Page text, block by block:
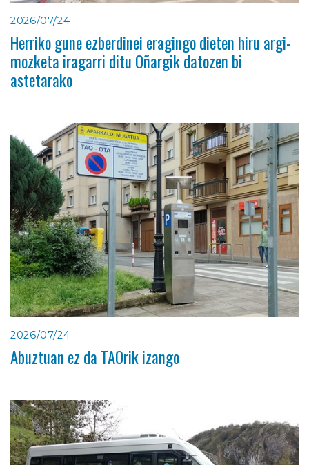
2026/07/24
Herriko gune ezberdinei eragingo dieten hiru argi-
mozketa iragarri ditu Oñargik datozen bi
astetarako
2026/07/24
Abuztuan ez da TAOrik izango